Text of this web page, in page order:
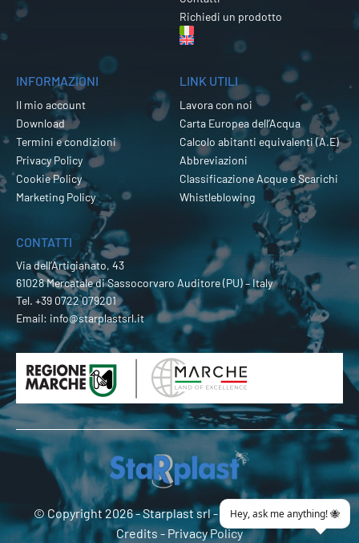
Richiedi un prodotto
INFORMAZIONI
Il mio account
Download
Termini e condizioni
Privacy Policy
Cookie Policy
Marketing Policy
LINK UTILI
Lavora con noi
Carta Europea dell’Acqua
Calcolo abitanti equivalenti (A.E)
Abbreviazioni
Classificazione Acque e Scarichi
Whistleblowing
CONTATTI
Via dell’Artigianato, 43
61028 Mercatale di Sassocorvaro Auditore (PU) – Italy
Tel. +39 0722 079201
Email: info@starplastsrl.it
© Copyright 2026 -Starplast srl- P.Iva 02274180419 -
Credits - Privacy Policy